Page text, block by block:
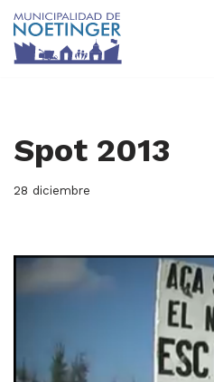
Saltar
Spot 2013
28 diciembre